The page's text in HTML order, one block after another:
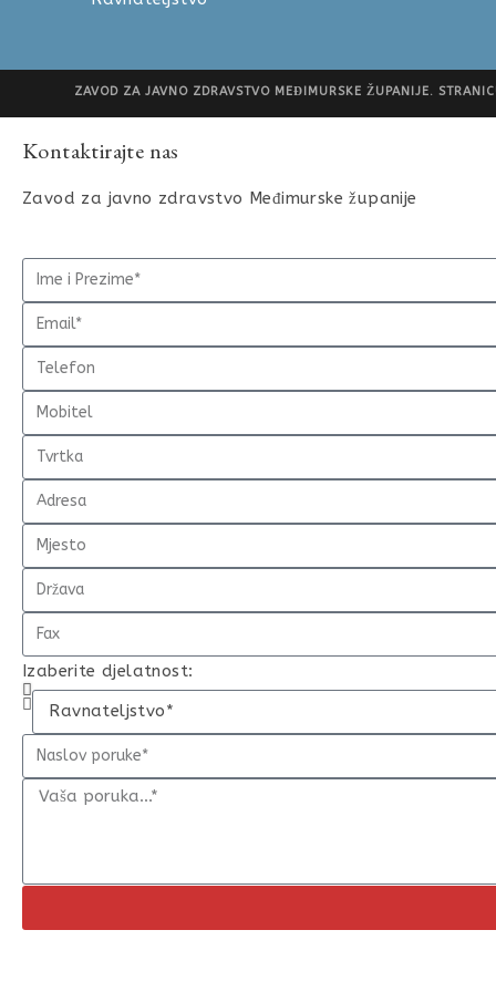
ZAVOD ZA JAVNO ZDRAVSTVO MEĐIMURSKE ŽUPANIJE.
Kontaktirajte nas
Zavod za javno zdravstvo Međimurske županije
Izaberite djelatnost: